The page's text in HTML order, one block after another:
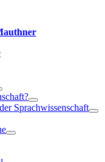
Sprachwissenschaft